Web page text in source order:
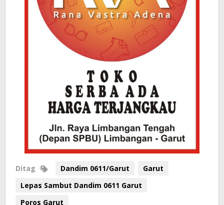
Ditag Dandim 0611/Garut
Garut
Lepas Sambut Dandim 0611 Garut
Poros Garut